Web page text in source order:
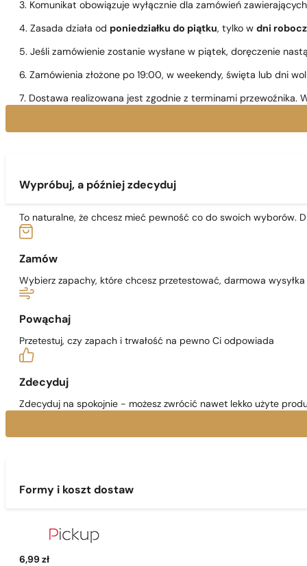
3. Komunikat obowiązuje wyłącznie dla zamówień
4. Zasada działa od poniedziałku do piątku, tylko w dni
5. Jeśli zamówienie zostanie wysłane w piątek, doręczenie
6. Zamówienia złożone po 19:00, w weekendy, święta lub dni
7. Dostawa realizowana jest zgodnie z terminami przewoźnika.
Wypróbuj, a później zdecyduj
To naturalne, że chcesz mieć pewność co do swoich wyborów.
Zamów
Wybierz zapachy, które chcesz przetestować, darmowa wysyłka
Powąchaj
Przetestuj, czy zapach i trwałość na pewno Ci odpowiada
Zdecyduj
Zdecyduj na spokojnie - możesz zwrócić nawet lekko użyte
Formy i koszt dostaw
6,99 zł